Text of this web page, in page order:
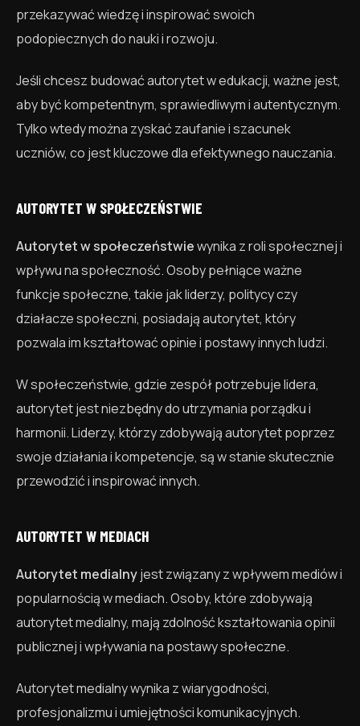
przekazywać wiedzę i inspirować swoich
podopiecznych do nauki i rozwoju.
Jeśli chcesz budować autorytet w edukacji, ważne jest,
aby być kompetentnym, sprawiedliwym i autentycznym.
Tylko wtedy można zyskać zaufanie i szacunek
uczniów, co jest kluczowe dla efektywnego nauczania.
AUTORYTET W SPOŁECZEŃSTWIE
Autorytet w społeczeństwiewynika z roli społecznej i
wpływu na społeczność. Osoby pełniące ważne
funkcje społeczne, takie jak liderzy, politycy czy
działacze społeczni, posiadają autorytet, który
pozwala im kształtować opinie i postawy innych ludzi.
W społeczeństwie, gdzie zespół potrzebuje lidera,
autorytet jest niezbędny do utrzymania porządku i
harmonii. Liderzy, którzy zdobywają autorytet poprzez
swoje działania i kompetencje, są w stanie skutecznie
przewodzić i inspirować innych.
AUTORYTET W MEDIACH
Autorytet medialnyjest związany z wpływem mediów i
popularnością w mediach. Osoby, które zdobywają
autorytet medialny, mają zdolność kształtowania opinii
publicznej i wpływania na postawy społeczne.
Autorytet medialny wynika z wiarygodności,
profesjonalizmu i umiejętności komunikacyjnych.